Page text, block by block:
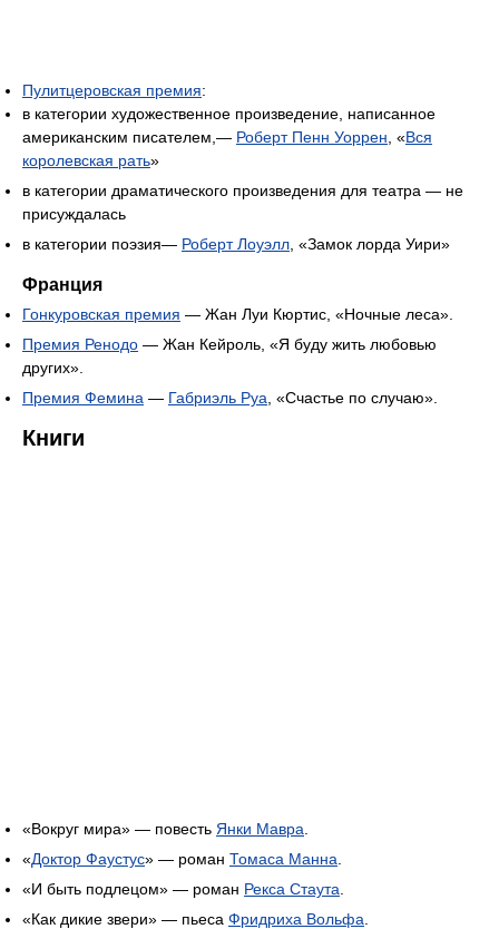
Пулитцеровская премия:
в категории художественное произведение, написанное
американским писателем,— Роберт Пенн Уоррен , «Вся
королевская рать»
в категории драматического произведения для театра — не
присуждалась
в категории поэзия— Роберт Лоуэлл , «Замок лорда Уири»
Франция
Гонкуровская премия — Жан Луи Кюртис, «Ночные леса».
Премия Ренодо — Жан Кейроль, «Я буду жить любовью
других».
Премия Фемина — Габриэль Руа , «Счастье по случаю».
Книги
«Вокруг мира» — повесть Янки Мавра
«Доктор Фаустус» — роман Томаса Манна
«И быть подлецом» — роман Рекса Стаута
«Как дикие звери» — пьеса Фридриха Вольфа